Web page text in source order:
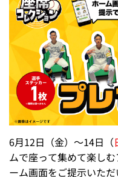
6月12日（金）～14日（
ムで座って集めて楽し
ーム画面をご提示いた